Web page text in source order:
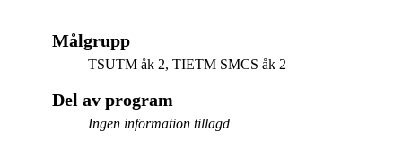
Målgrupp
TSUTM åk 2, TIETM SMCS åk 2
Del av program
Ingen information tillagd